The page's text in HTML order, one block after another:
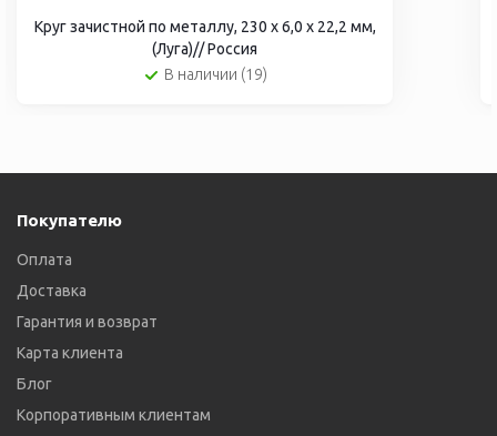
Круг зачистной по металлу, 230 х 6,0 х 22,2 мм,
(Луга)// Россия
В наличии (19)
Покупателю
Оплата
Доставка
Гарантия и возврат
Карта клиента
Блог
Корпоративным клиентам